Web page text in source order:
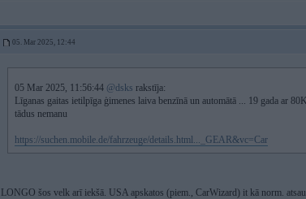
05. Mar 2025, 12:44
05 Mar 2025, 11:56:44 @dsks rakstīja:
Līganas gaitas ietilpīga ģimenes laiva benzīnā un automātā ... 19 gada ar
tādus nemanu
https://suchen.mobile.de/fahrzeuge/details.html..._GEAR&vc=Car
LONGO šos velk arī iekšā. USA apskatos (piem., CarWizard) it kā norm.